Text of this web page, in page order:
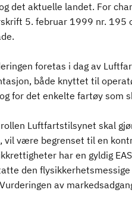
det aktuelle landet. For
5. februar 1999 nr. 195
foretas i dag av
både knyttet til
for det enkelte fartøy som
Luftfartstilsynet skal
vil være begrenset til en
har en gyldig
den
av